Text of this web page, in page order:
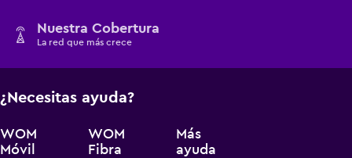
Nuestra Cobertura
La red que más crece
¿Necesitas ayuda?
WOM
Móvil
WOM
Fibra
Más
ayuda